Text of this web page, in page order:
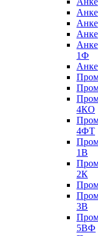
1Ф
4КО
4ФТ
1В
2К
3В
5ВФ